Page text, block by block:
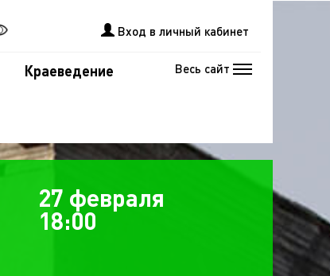
Вход в личный кабинет
Краеведение
Весь сайт
27 февраля
18:00